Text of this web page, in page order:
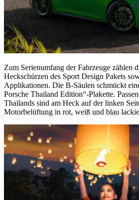
Zum Serienumfang der Fahrzeuge zählen
Heckschürzen des Sport Design Pakets
Applikationen. Die B-Säulen schmückt
Porsche Thailand Edition“-Plakette.
Thailands sind am Heck auf der linken
Motorbelüftung in rot, weiß und blau